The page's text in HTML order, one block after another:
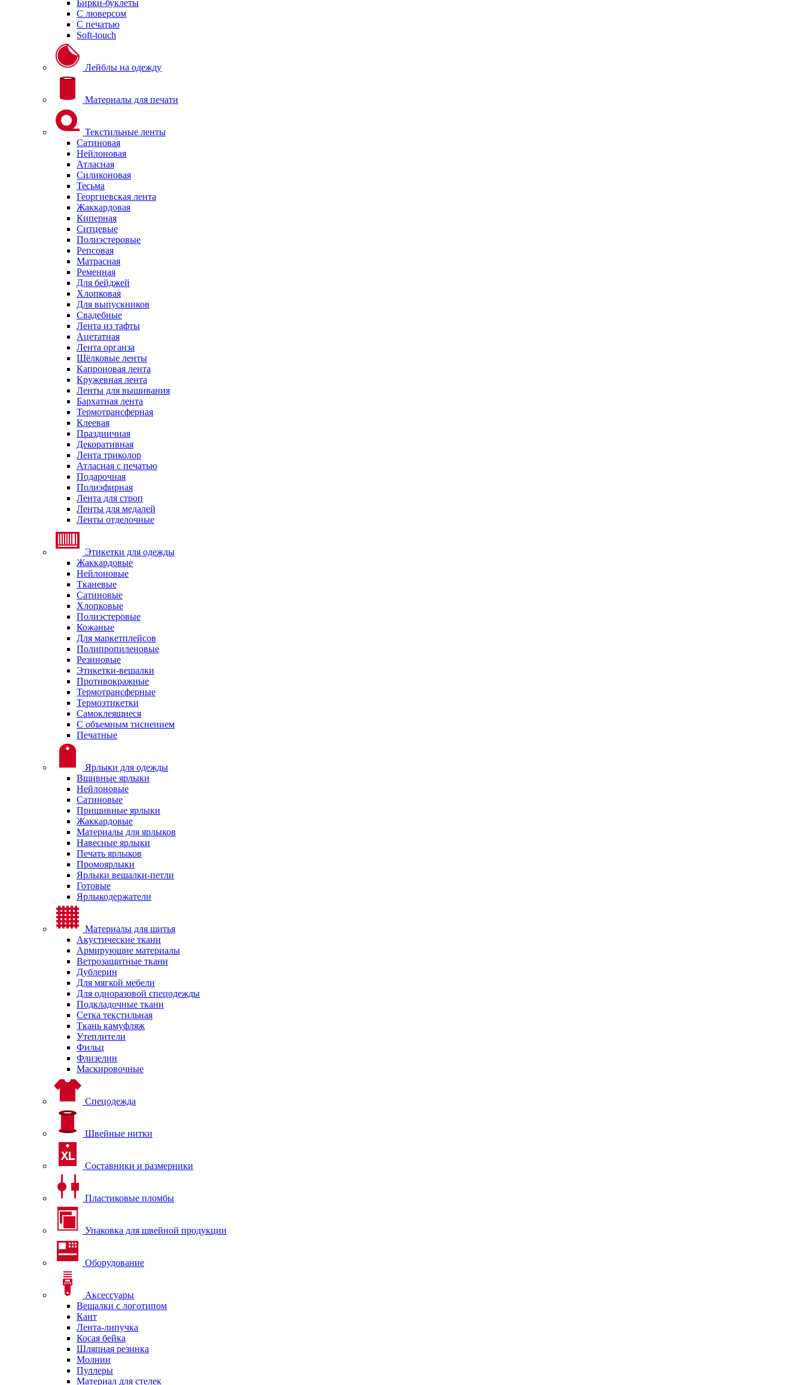
Бирки-буклеты
С люверсом
С печатью
Soft-touch
Лейблы на одежду
Материалы для печати
Текстильные ленты
Сатиновая
Нейлоновая
Атласная
Силиконовая
Тесьма
Георгиевская лента
Жаккардовая
Киперная
Ситцевые
Полиэстеровые
Репсовая
Матрасная
Ременная
Для бейджей
Хлопковая
Для выпускников
Свадебные
Лента из тафты
Ацетатная
Лента органза
Шёлковые ленты
Капроновая лента
Кружевная лента
Ленты для вышивания
Бархатная лента
Термотрансферная
Клеевая
Праздничная
Декоративная
Лента триколор
Атласная с печатью
Подарочная
Полиэфирная
Лента для строп
Ленты для медалей
Ленты отделочные
Этикетки для одежды
Жаккардовые
Нейлоновые
Тканевые
Сатиновые
Хлопковые
Полиэстеровые
Кожаные
Для маркетплейсов
Полипропиленовые
Резиновые
Этикетки-вешалки
Противокражные
Термотрансферные
Термоэтикетки
Самоклеящиеся
С объемным тиснением
Печатные
Ярлыки для одежды
Вшивные ярлыки
Нейлоновые
Сатиновые
Пришивные ярлыки
Жаккардовые
Материалы для ярлыков
Навесные ярлыки
Печать ярлыков
Промоярлыки
Ярлыки вешалки-петли
Готовые
Ярлыкодержатели
Материалы для шитья
Акустические ткани
Армирующие материалы
Ветрозащитные ткани
Дублерин
Для мягкой мебели
Для одноразовой спецодежды
Подкладочные ткани
Сетка текстильная
Ткань камуфляж
Утеплители
Фильц
Флизелин
Маскировочные
Спецодежда
Швейные нитки
Составники и размерники
Пластиковые пломбы
Упаковка для швейной продукции
Оборудование
Аксессуары
Вешалки с логотипом
Кант
Лента-липучка
Косая бейка
Шляпная резинка
Молнии
Пуллеры
Материал для стелек